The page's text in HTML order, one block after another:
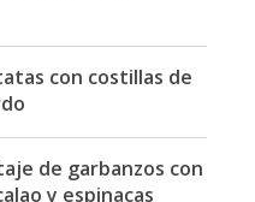
con costillas de
de garbanzos con
y espinacas